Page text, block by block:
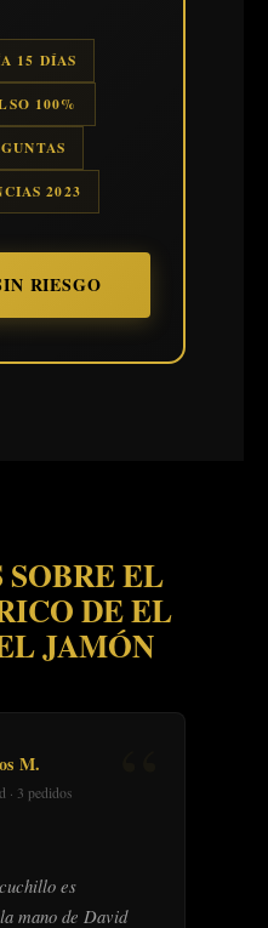
15 DÍAS
100%
2023
RIESGO
EL
DE EL
JAMÓN
M.
· 3 pedidos
es
mano de David